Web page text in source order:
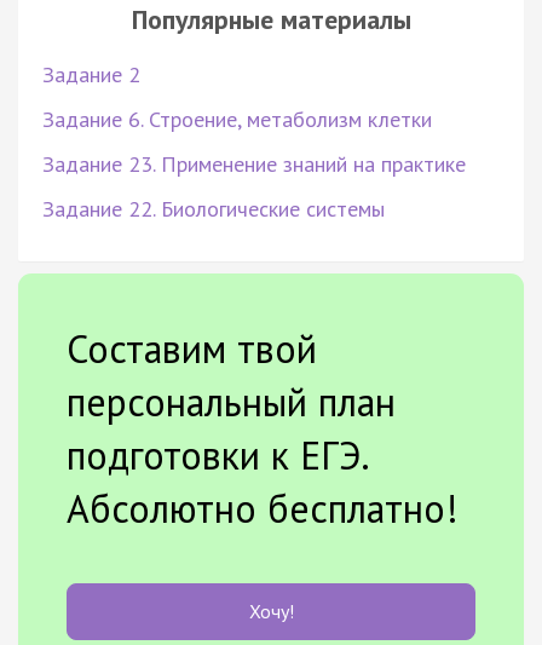
Популярные материалы
Задание 2
Задание 6. Строение, метаболизм клетки
Задание 23. Применение знаний на практике
Задание 22. Биологические системы
Составим твой
персональный план
подготовки к ЕГЭ.
Абсолютно бесплатно!
Хочу!